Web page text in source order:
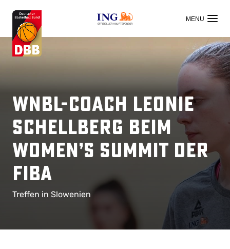
OFFIZIELLER HAUPTSPONSOR
WNBL-Coach Leonie
Schellberg beim
Women’s Summit der
FIBA
Treffen in Slowenien